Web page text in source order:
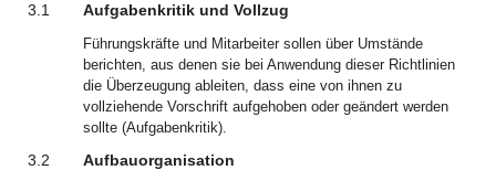
3.1
Aufgabenkritik und Vollzug
Führungskräfte und Mitarbeiter sollen über Umstände
berichten, aus denen sie bei Anwendung dieser Richtlinien
die Überzeugung ableiten, dass eine von ihnen zu
vollziehende Vorschrift aufgehoben oder geändert werden
sollte (Aufgabenkritik).
3.2
Aufbauorganisation